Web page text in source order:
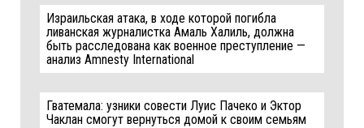
Израильская атака, в ходе которой погибла
ливанская журналистка Амаль Халиль, должна
быть расследована как военное преступление —
анализ Amnesty International
Гватемала: узники совести Луис Пачеко и Эктор
Чаклан смогут вернуться домой к своим семьям